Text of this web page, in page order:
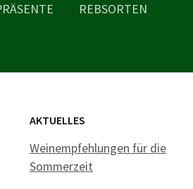
REBSORTEN
AKTUELLES
Weinempfehlungen für die
Sommerzeit